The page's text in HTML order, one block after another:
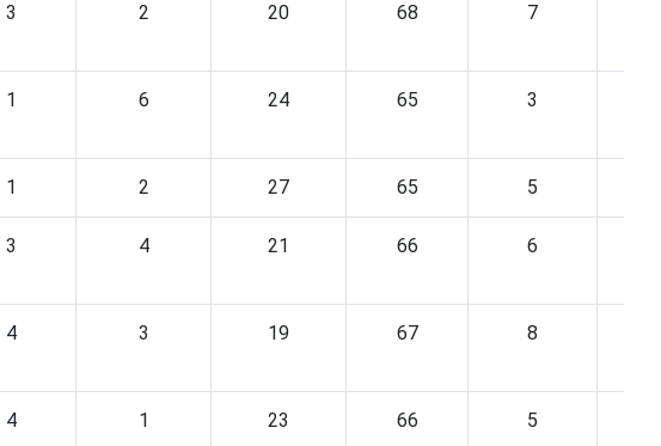
3 2 20 68 7
1 6 24 65 3
1 2 27 65 5
3 4 21 66 6
4 3 19 67 8
4 1 23 66 5